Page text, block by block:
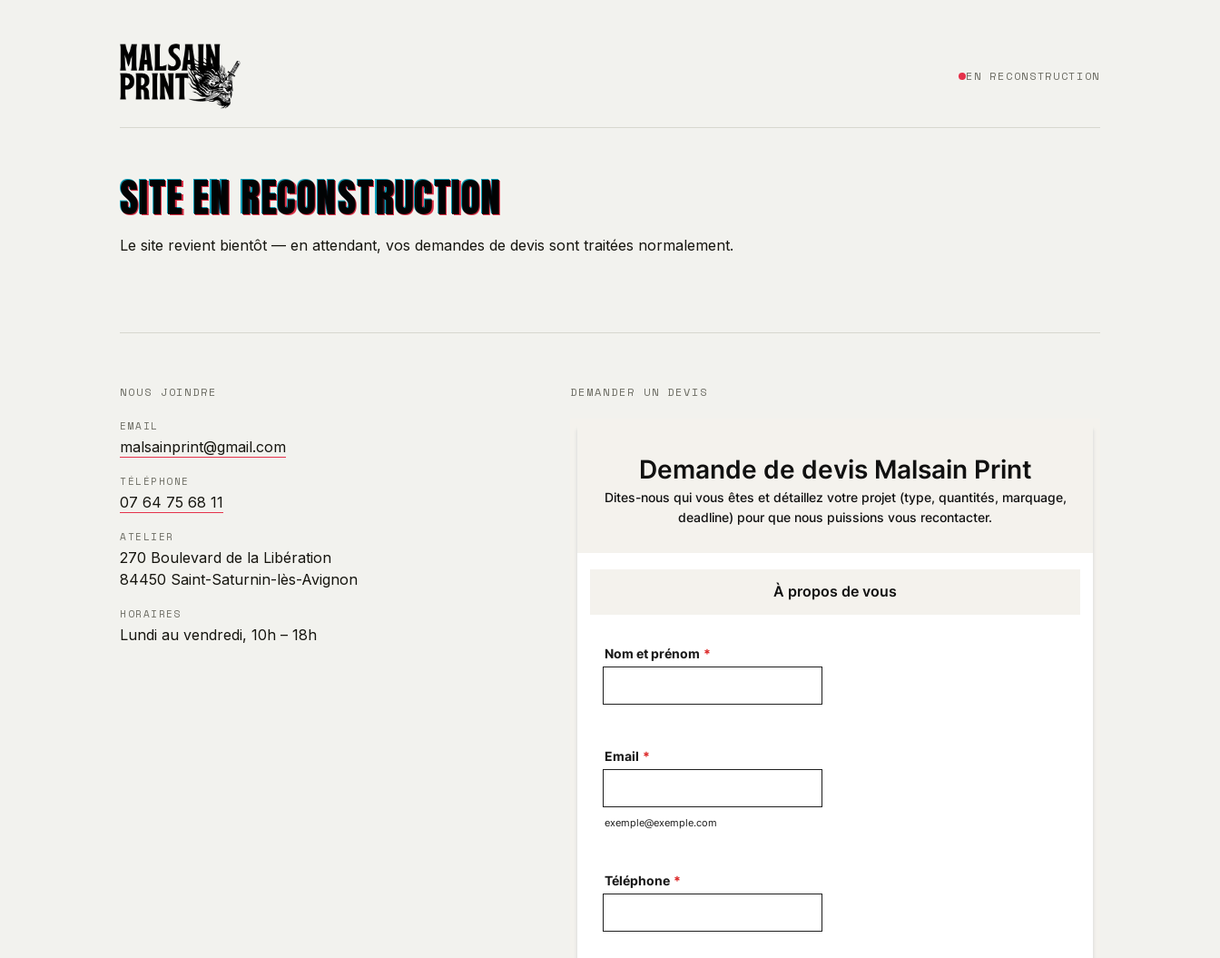
EN RECONSTRUCTION
SITE EN RECONSTRUCTION
Le site revient bientôt — en attendant, vos demandes de devis sont traitées normalement.
NOUS JOINDRE
EMAIL
malsainprint@gmail.com
TÉLÉPHONE
07 64 75 68 11
ATELIER
270 Boulevard de la Libération
84450 Saint-Saturnin-lès-Avignon
HORAIRES
Lundi au vendredi, 10h – 18h
DEMANDER UN DEVIS